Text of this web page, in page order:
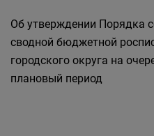
Об утверждении Порядка
сводной бюджетной
городского округа на
плановый период